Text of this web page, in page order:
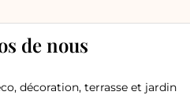
de nous
décoration, terrasse et jardin